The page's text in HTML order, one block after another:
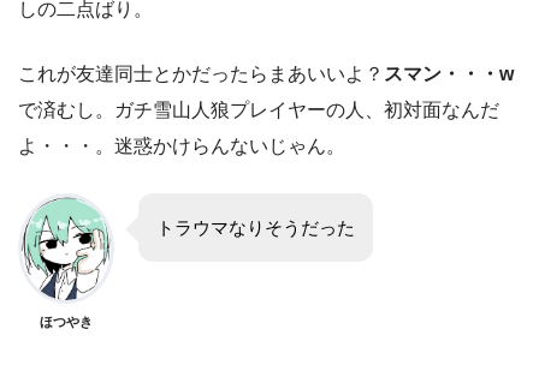
しの二点ばり。
これが友達同士とかだったらまあいいよ？ スマン・・・w
で済むし。ガチ雪山人狼プレイヤーの人、初対面なんだ
よ・・・。迷惑かけらんないじゃん。
ほつやき
トラウマなりそうだった